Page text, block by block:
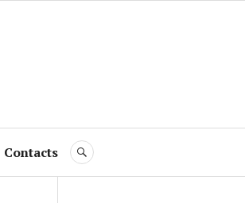
Contacts RECHERCHE